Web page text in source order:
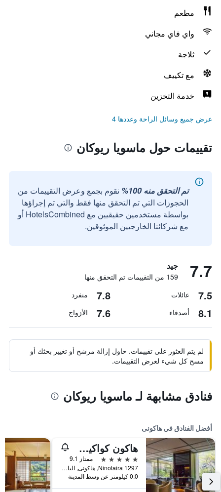
مطعم
واي فاي مجاني
ثلاجة
مع تكييف
خدمة التخزين
عرض جميع وسائل الراحة وعددها 4
تقييمات حول ماسويا ريوكان
تم التحقق منه 100%
نقوم بجمع وعرض التقييمات من
الحجوزات التي تم التحقق منها فقط والتي تم إجراؤها
بواسطة مستخدمين حقيقيين مع HotelsCombined أو
مع شركائنا الخارجيين الموثوقين.
7.7 جيد
159 من التقييمات تم التحقق منها
7.5 عائلات 7.8 منفرد
8.1 أصدقاء 7.6 الأزواج
لم يتم العثور على تقييمات. حاول إزالة مرشح أو تغيير بحثك أو
مسح كل شيء لعرض التقييمات.
فنادق مشابهة لـ ماسويا ريوكان
أفضل الفنادق في هاكونى
هاكون كواكين تينيو
5 نجوم
ممتاز 9.1
1297 Ninotaira, هاكونى, اليابان
0.0 كيلومتر عن وسط المدينة